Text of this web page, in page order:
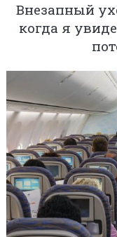
Внезапный
когда я